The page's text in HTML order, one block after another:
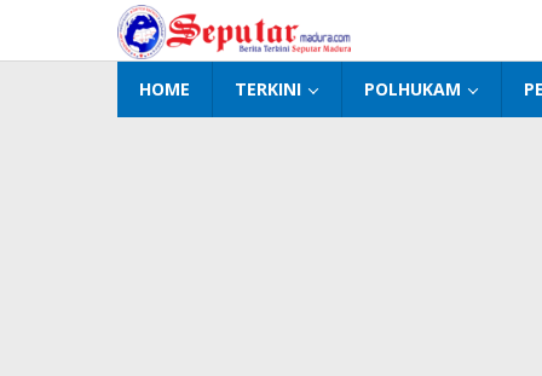
konten
HOME TERKINI POLHUKAM